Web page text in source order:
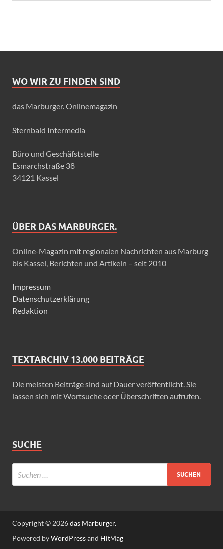
WO WIR ZU FINDEN SIND
das Marburger. Onlinemagazin
Sternbald Intermedia
Büro und Geschäfststelle
Esmarchstraße 38
34121 Kassel
ÜBER DAS MARBURGER.
Online-Magazin mit regionalen Nachrichten aus Marburg
bis Kassel, Berichten und Artikeln – seit 2010
Impressum
Datenschutzerklärung
Redaktion
TEXTARCHIV 13.000 BEITRÄGE
Die meisten Beiträge sind auf Dauer veröffentlicht. Sie
lassen sich mit Wortsuche oder Überschriften aufrufen.
SUCHE
Copyright © 2026das Marburger.
Powered byWordPressand HitMag